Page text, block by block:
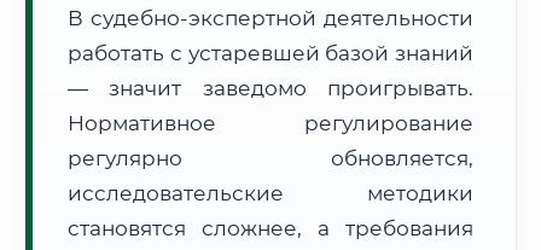
Формат учебы:
Дистанционно
🗺️ Зона обслуживания: г. Таганрог
В судебно-экспертной деятельности
работать с устаревшей базой знаний
— значит заведомо проигрывать.
Нормативное регулирование
регулярно обновляется,
исследовательские методики
становятся сложнее, а требования